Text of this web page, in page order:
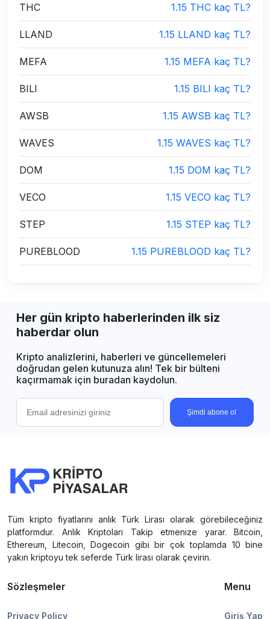
THC 1.15 THC kaç TL?
LLAND 1.15 LLAND kaç TL?
MEFA 1.15 MEFA kaç TL?
BILI 1.15 BILI kaç TL?
AWSB 1.15 AWSB kaç TL?
WAVES 1.15 WAVES kaç TL?
DOM 1.15 DOM kaç TL?
VECO 1.15 VECO kaç TL?
STEP 1.15 STEP kaç TL?
PUREBLOOD 1.15 PUREBLOOD kaç TL?
Her gün kripto haberlerinden ilk siz
haberdar olun
Kripto analizlerini, haberleri ve güncellemeleri
doğrudan gelen kutunuza alın! Tek bir bülteni
kaçırmamak için buradan kaydolun.
Şimdi abone ol
Tüm kripto fiyatlarını anlık Türk Lirası olarak görebileceğiniz
platformdur. Anlık Kriptoları Takip etmenize yarar. Bitcoin,
Ethereum, Litecoin, Dogecoin gibi bir çok toplamda 10 bine
yakın kriptoyu tek seferde Türk lirası olarak çevirin.
Sözleşmeler
Privacy Policy
Menu
Giriş Yap